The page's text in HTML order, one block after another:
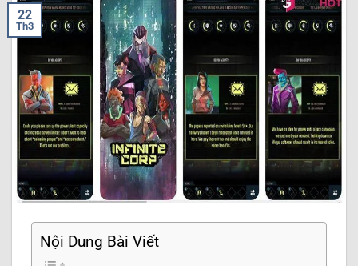
22
Th3
Nội Dung Bài Viết